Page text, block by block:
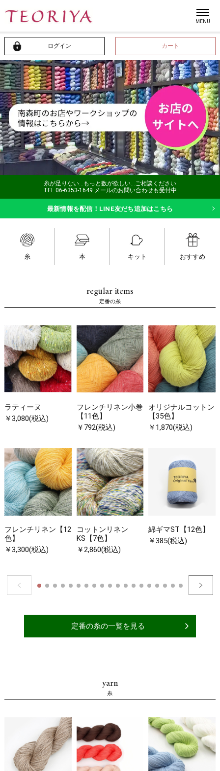
ログイン カート
糸が足りない…もっと数が欲しい…ご相談ください
TEL 06-6353-1649 メールのお問い合わせも受付中
最新情報を配信！LINE友だち追加はこちら
糸 本 キット おすすめ
regular items
定番の糸
ラティーヌ
￥3,080(税込)
フレンチリネン【12
色】
￥3,300(税込)
フレンチリネン小巻
【11色】
￥792(税込)
コットンリネン
KS【7色】
￥2,860(税込)
オリジナルコットン
【35色】
￥1,870(税込)
綿ギマST【12色】
￥385(税込)
定番の糸の一覧を見る
yarn
糸